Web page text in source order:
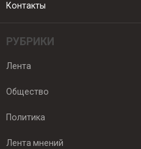
Контакты
РУБРИКИ
Лента
Общество
Политика
Лента мнений